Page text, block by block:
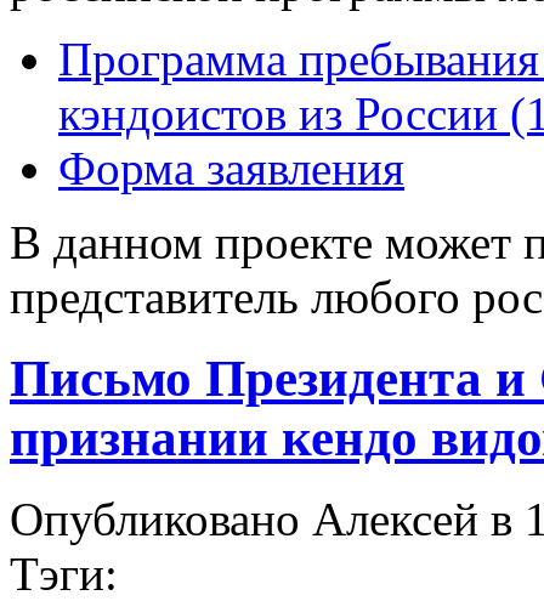
Программа
кэндоистов из России
Форма заявления
В данном проекте может
представитель любого
Письмо Президента
признании кендо
Опубликовано Алексей в
Тэги: